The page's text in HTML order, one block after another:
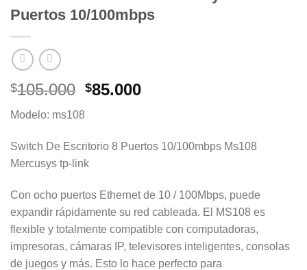
Puertos 10/100mbps
$105.000 El
era:
$105.000.
$85.000El
es:
$85.000.
Modelo: ms108
Switch De Escritorio 8 Puertos 10/100mbps Ms108
Mercusys tp-link
Con ocho puertos Ethernet de 10 / 100Mbps, puede
expandir rápidamente su red cableada. El MS108 es
flexible y totalmente compatible con computadoras,
impresoras, cámaras IP, televisores inteligentes, consolas
de juegos y más. Esto lo hace perfecto para